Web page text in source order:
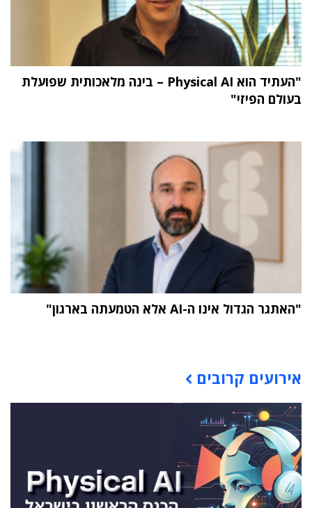
"העתיד הוא Physical AI – בינה מלאכותית שפועלת
בעולם הפיזי"
"האתגר הגדול אינו ה-AI אלא הטמעתה בארגון"
אירועים קרובים